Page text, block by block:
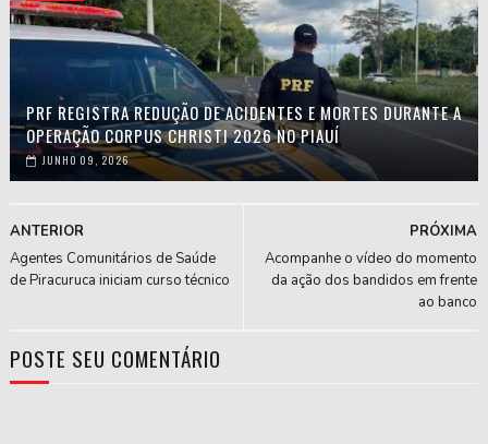
PRF REGISTRA REDUÇÃO DE ACIDENTES E MORTES DURANTE A
OPERAÇÃO CORPUS CHRISTI 2026 NO PIAUÍ
JUNHO 09, 2026
PRÓXIMA
Acompanhe o vídeo do momento
da ação dos bandidos em frente
ao banco
ANTERIOR
Agentes Comunitários de Saúde
de Piracuruca iniciam curso técnico
POSTE SEU COMENTÁRIO